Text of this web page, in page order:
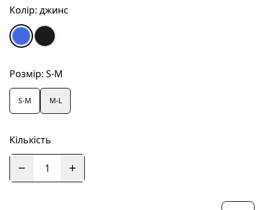
Колір: джинс
Розмір: S-M
S-M M-L
Кількість
1